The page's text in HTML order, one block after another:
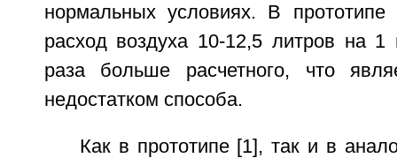
нормальных условиях. В прототипе
расход воздуха 10-12,5 литров на
раза больше расчетного, что
недостатком способа.
Как в прототипе [1], так и в